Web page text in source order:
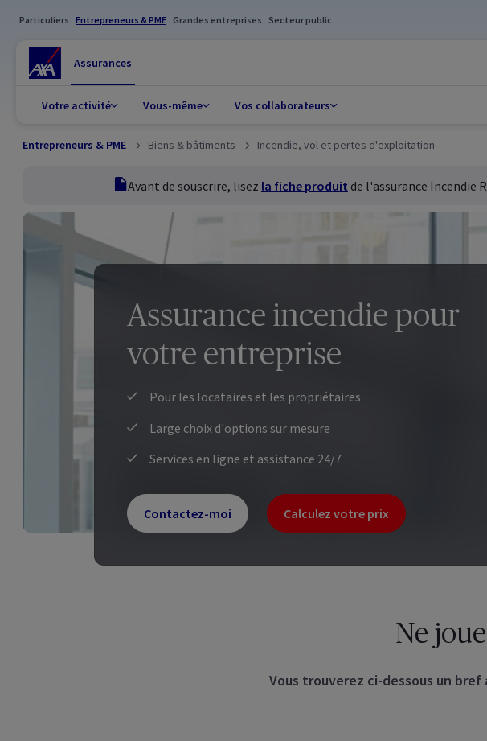
Particuliers Entrepreneurs & PME Grandes entreprises Secteur public
Assurances
Votre activité Vous-même Vos collaborateurs
Entrepreneurs & PME Biens & bâtiments Incendie, vol et pertes d'exploitation
fiche produit
Avant de souscrire, lisez la fiche produit de l'assurance Incendie
Assurance incendie pour
votre entreprise
Pour les locataires et les propriétaires
Large choix d'options sur mesure
Services en ligne et assistance 24/7
Contactez-moi Calculez votre prix
Ne
Vous trouverez ci-dessous un